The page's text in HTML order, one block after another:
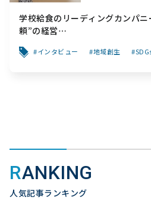
学校給食のリーディングカンパニ
頼”の経営
へ繋ぐ挑戦～
インタビュー 地域創生
RANKING
人気記事ランキング